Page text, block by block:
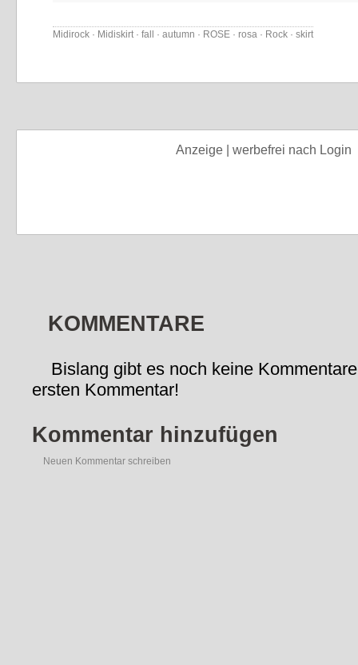
Midirock · Midiskirt · fall · autumn · ROSE · rosa · Rock · skirt
Anzeige | werbefrei nach Login
KOMMENTARE
Bislang gibt es noch keine
ersten Kommentar!
Kommentar hinzufügen
Neuen Kommentar schreiben